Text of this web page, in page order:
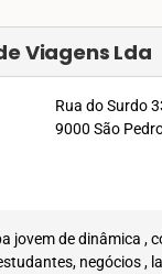
Viagens Lda
Rua do Surdo
9000 São
jovem de dinâmica ,
negócios ,